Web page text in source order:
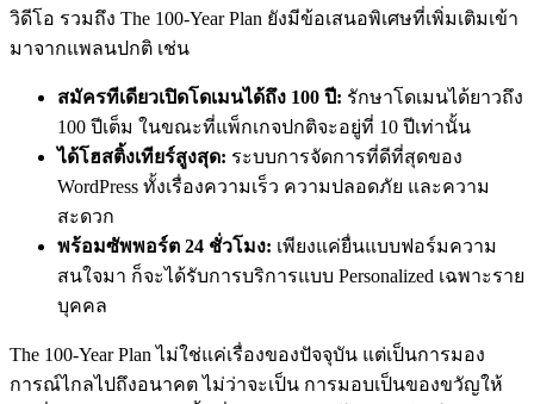
วิดีโอ รวมถึง The 100-Year Plan ยังมีข้อเสนอพิเศษที่เพิ่มเติมเข้า
มาจากแพลนปกติ เช่น
สมัครทีเดียวเปิดโดเมนได้ถึง 100 ปี: รักษาโดเมนได้ยาวถึง
100 ปีเต็ม ในขณะที่แพ็กเกจปกติจะอยู่ที่ 10 ปีเท่านั้น
ได้โฮสติ้งเทียร์สูงสุด: ระบบการจัดการที่ดีที่สุดของ
WordPress ทั้งเรื่องความเร็ว ความปลอดภัย และความ
สะดวก
พร้อมซัพพอร์ต 24 ชั่วโมง: เพียงแค่ยื่นแบบฟอร์มความ
สนใจมา ก็จะได้รับการบริการแบบ Personalized เฉพาะราย
บุคคล
The 100-Year Plan ไม่ใช่แค่เรื่องของปัจจุบัน แต่เป็นการมอง
การณ์ไกลไปถึงอนาคต ไม่ว่าจะเป็น การมอบเป็นของขวัญให้